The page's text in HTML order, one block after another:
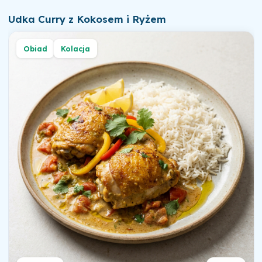
Udka Curry z Kokosem i Ryżem
Obiad Kolacja